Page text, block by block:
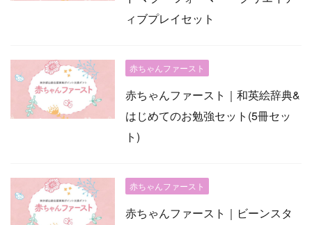
ィブプレイセット
赤ちゃんファースト
赤ちゃんファースト｜和英絵辞典&
はじめてのお勉強セット(5冊セッ
ト)
赤ちゃんファースト
赤ちゃんファースト｜ビーンスタ